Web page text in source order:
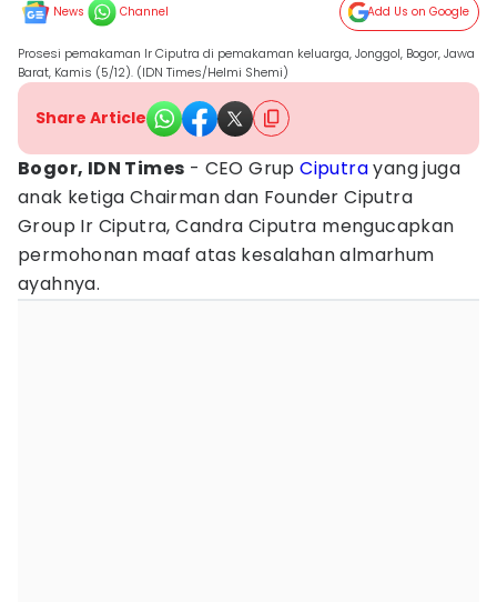
News Channel Add Us on Google
Prosesi pemakaman Ir Ciputra di pemakaman keluarga, Jonggol, Bogor, Jawa
Barat, Kamis (5/12). (IDN Times/Helmi Shemi)
Share Article
Bogor, IDN Times - CEO GrupCiputrayang juga
anak ketiga Chairman dan Founder Ciputra
Group Ir Ciputra, Candra Ciputra mengucapkan
permohonan maaf atas kesalahan almarhum
ayahnya.